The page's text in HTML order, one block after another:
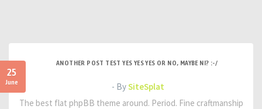
25
June
ANOTHER POST TEST YES YES YES OR NO, MAYBE NI? :-/
- BySiteSplat
The best flat phpBB theme around. Period. Fine craftmanship